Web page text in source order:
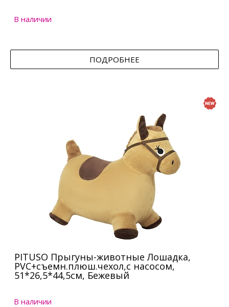
В наличии
ПОДРОБНЕЕ
PITUSO Прыгуны-животные Лошадка,
PVC+съемн.плюш.чехол,с насосом,
51*26,5*44,5см, Бежевый
В наличии